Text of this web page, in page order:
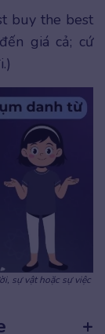
buy the best
giá cả; cứ
sự vật hoặc sự việc
+